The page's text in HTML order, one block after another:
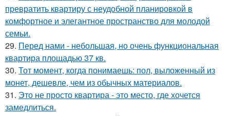
превратить квартиру с неудобной планировкой в
комфортное и элегантное пространство для молодой
семьи.
29. Перед нами - небольшая, но очень функциональная
квартира площадью 37 кв.
30. Тот момент, когда понимаешь: пол, выложенный из
монет, дешевле, чем из обычных материалов.
31. Это не просто квартира - это место, где хочется
замедлиться.